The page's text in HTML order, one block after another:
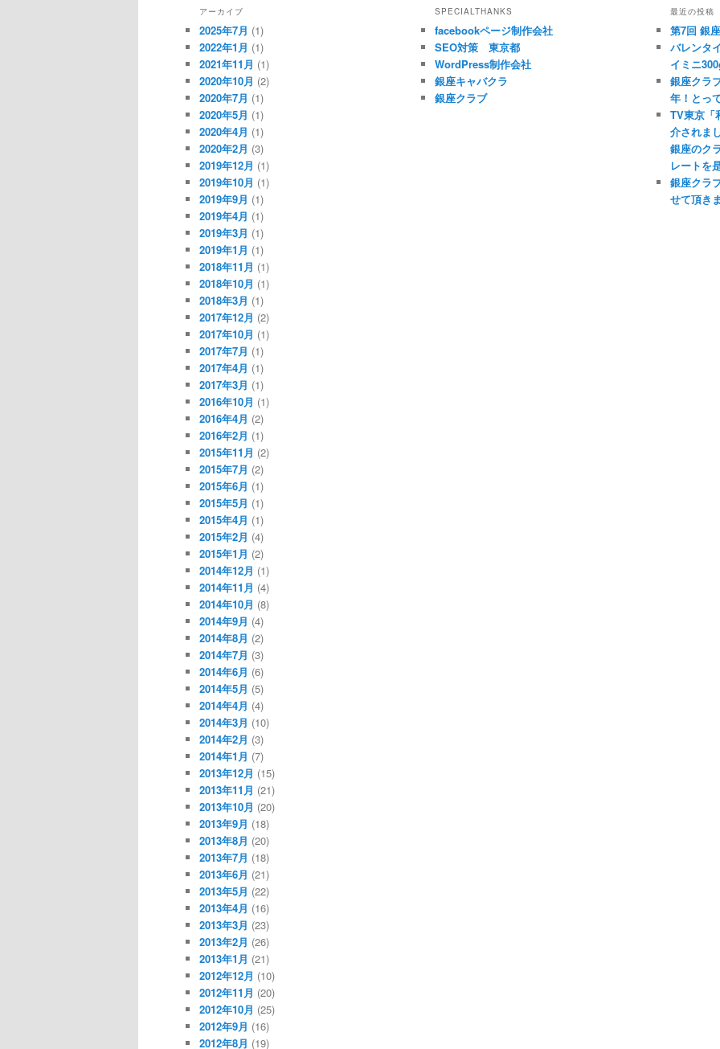
アーカイブ
2025年7月 (1)
2022年1月 (1)
2021年11月 (1)
2020年10月 (2)
2020年7月 (1)
2020年5月 (1)
2020年4月 (1)
2020年2月 (3)
2019年12月 (1)
2019年10月 (1)
2019年9月 (1)
2019年4月 (1)
2019年3月 (1)
2019年1月 (1)
2018年11月 (1)
2018年10月 (1)
2018年3月 (1)
2017年12月 (2)
2017年10月 (1)
2017年7月 (1)
2017年4月 (1)
2017年3月 (1)
2016年10月 (1)
2016年4月 (2)
2016年2月 (1)
2015年11月 (2)
2015年7月 (2)
2015年6月 (1)
2015年5月 (1)
2015年4月 (1)
2015年2月 (4)
2015年1月 (2)
2014年12月 (1)
2014年11月 (4)
2014年10月 (8)
2014年9月 (4)
2014年8月 (2)
2014年7月 (3)
2014年6月 (6)
2014年5月 (5)
2014年4月 (4)
2014年3月 (10)
2014年2月 (3)
2014年1月 (7)
2013年12月 (15)
2013年11月 (21)
2013年10月 (20)
2013年9月 (18)
2013年8月 (20)
2013年7月 (18)
2013年6月 (21)
2013年5月 (22)
2013年4月 (16)
2013年3月 (23)
2013年2月 (26)
2013年1月 (21)
2012年12月 (10)
2012年11月 (20)
2012年10月 (25)
2012年9月 (16)
2012年8月 (19)
SPECIALTHANKS
facebookページ制作会社
SEO対策 東京都
WordPress制作会社
銀座キャバクラ
銀座クラブ
最近の投稿
第7回 銀
バレンタ
イミニ
銀座クラ
年！とっ
TV東京「
介されま
銀座のク
レートを
銀座クラ
せて頂き